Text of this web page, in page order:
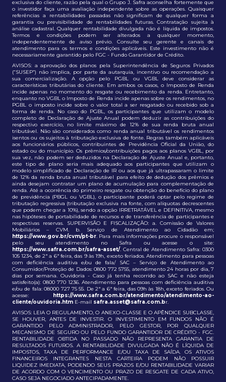
exclusiva do cliente, razão pela qual o Grupo J. Safra aconselha fortemente que
o investidor faça uma avaliação independente sobre as operações. Quaisquer
referências a rentabilidades passadas não significam de qualquer forma a
garantia ou previsibilidade de rentabilidades futuras. Contratação sujeita à
análise cadastral. Qualquer rentabilidade divulgada não é líquida de impostos.
Termos e condições podem ser alterados a qualquer momento,
independentemente de aviso prévio. Consulte seu gerente e canais de
atendimento para os termos e condições aplicáveis. Este investimento não é
necessariamente garantido pelo FGC - Fundo Garantidor de Crédito.
AVISOS: a aprovação dos planos pela Superintendência de Seguros Privados
(“SUSEP”) não implica, por parte da autarquia, incentivo ou recomendação a
sua comercialização. A opção pelo PGBL ou VGBL deve considerar as
características tributárias do cliente. Em ambos os casos, o Imposto de Renda
incide apenas no momento do resgate ou recebimento da renda. Entretanto,
enquanto no VGBL o Imposto de Renda incide apenas sobre os rendimentos, no
PGBL o imposto incide sobre o valor total a ser resgatado ou recebido sob a
forma de renda. No caso do PGBL, os participantes que utilizam o modelo
completo de Declaração de Ajuste Anual podem deduzir as contribuições do
respectivo exercício, no limite máximo de 12% de sua renda bruta anual
tributável. Não são considerados como renda anual tributável os rendimentos
isentos ou os sujeitos à tributação exclusiva de fonte. Regras também aplicáveis
aos funcionários públicos, contribuintes de Previdência Oficial da União, do
estado ou do município. Os prêmios/contribuições pagos aos planos VGBL, por
sua vez, não podem ser deduzidos na Declaração de Ajuste Anual e, portanto,
este tipo de plano seria mais adequado aos participantes que utilizam o
modelo simplificado de Declaração de IR ou aos que já ultrapassaram o limite
de 12% da renda bruta anual tributável para efeito de dedução dos prêmios e
ainda desejam contratar um plano de acumulação para complementação de
renda. Até a ocorrência do primeiro resgate ou obtenção do benefício do plano
de previdência (PBGL ou VGBL), o participante poderá optar pelo regime de
tributação regressiva (tributação exclusiva na fonte, com alíquotas decrescentes
que podem chegar a 10%), sendo a opção IRRETRATÁVEL e DEFINITIVA, mesmo
nas hipóteses de portabilidade de recursos e de transferência de participantes e
respectivas reservas. SUPERVISÃO E FISCALIZAÇÃO: a. Comissão de Valores
Mobiliários – CVM. b. Serviço de Atendimento ao Cidadão em;
https://www.gov.br/cvm/pt-br. Para mais informações procure o responsável
pelo seu atendimento no Safra ou acesse o site:
https://www.safra.com.br/safra-asset/. Central de Atendimento Safra: 0300
105 1234, de 2ª a 6ª feira, das 9 às 19h, exceto feriados. Atendimento para pessoas
com deficiência auditiva e/ou de fala/ SAC – Serviço de Atendimento ao
Consumidor/Proteção de Dados: 0800 772 5755, atendimento 24 horas por dia, 7
dias por semana. Ouvidoria - Caso já tenha recorrido ao SAC e não esteja
satisfeito(a): 0800 770 1236. Atendimento para pessoas com deficiência auditiva
e/ou de fala: 08000 727 75 55. De 2ª a 6ª feira, das 09h às 18h, exceto feriados. Ou
acesse: https://www.safra.com.br/atendimento/atendimento-ao-
cliente/ouvidoria.htm E-mail safra.asset@safra.com.br.
AVISOS: LEIA O REGULAMENTO, O ANEXO-CLASSE E O APÊNDICE SUBCLASSE,
SE HOUVER, ANTES DE INVESTIR. O INVESTIMENTO EM FUNDOS NÃO É
GARANTIDO PELO ADMINISTRADOR, PELO GESTOR, POR QUALQUER
MECANISMO DE SEGURO OU PELO FUNDO GARANTIDOR DE CRÉDITO - FGC.
RENTABILIDADE OBTIDA NO PASSADO NÃO REPRESENTA GARANTIA DE
RESULTADOS FUTUROS. A RENTABILIDADE DIVULGADA NÃO É LÍQUIDA DE
IMPOSTOS, TAXA DE PERFORMANCE E/OU TAXA DE SAÍDA. OS ATIVOS
FINANCEIROS INTEGRANTES NESTA CARTEIRA PODEM NÃO POSSUIR
LIQUIDEZ IMEDIATA, PODENDO SEUS PRAZOS E/OU RENTABILIDADE VARIAR
DE ACORDO COM O VENCIMENTO OU PRAZO DE RESGATE DE CADA ATIVO,
CASO SEJA NEGOCIADO ANTECIPADAMENTE.